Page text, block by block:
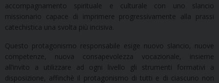
accompagnamento spirituale e culturale con uno slancio
missionario capace di imprimere progressivamente alla prassi
catechistica una svolta più incisiva.
Questo protagonismo responsabile esige nuovo slancio, nuove
competenze, nuova consapevolezza vocazionale, insieme
all’invito a utilizzare ad ogni livello gli strumenti formativi a
disposizione, affinchè il protagonismo di tutti e di ciascuno non